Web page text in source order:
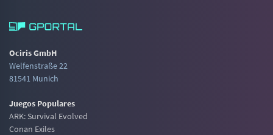
Ociris GmbH
Welfenstraße 22
81541 Munich
Juegos Populares
ARK: Survival Evolved
Conan Exiles